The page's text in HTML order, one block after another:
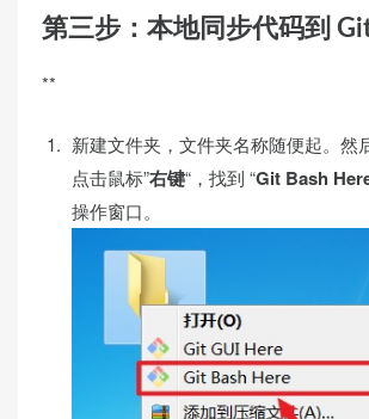
第三步：本地同步代码到
**
新建文件夹，文件夹名称随便起。然
点击鼠标”右键“，找到 “Git Bash
操作窗口。